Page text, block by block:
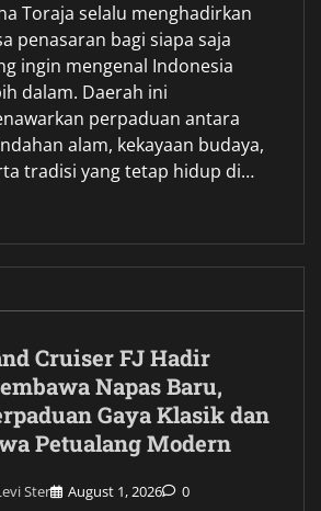
Toraja selalu menghadirkan
penasaran bagi siapa saja
ingin mengenal Indonesia
dalam. Daerah ini
perpaduan antara
alam, kekayaan budaya,
tradisi yang tetap hidup di…
Cruiser FJ Hadir
Napas Baru,
Gaya Klasik dan
Petualang Modern
Ster August 1, 2026 0